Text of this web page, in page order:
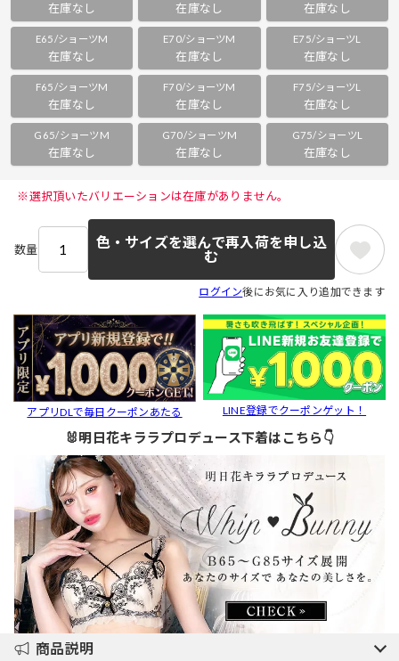
在庫なし 在庫なし 在庫なし
E65/ショーツM
在庫なし
E70/ショーツM
在庫なし
E75/ショーツL
在庫なし
F65/ショーツM
在庫なし
F70/ショーツM
在庫なし
F75/ショーツL
在庫なし
G65/ショーツM
在庫なし
G70/ショーツM
在庫なし
G75/ショーツL
在庫なし
※選択頂いたバリエーションは在庫がありません。
数量
色・サイズを選んで再入荷を申し込
む
ログイン後にお気に入り追加できます
アプリDLで毎日クーポンあたる LINE登録でクーポンゲット！
🐰明日花キララプロデュース下着はこちら👇
商品説明